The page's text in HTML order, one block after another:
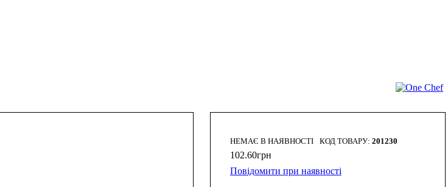
НЕМАЄ В НАЯВНОСТІ 201230
102.60грн
Повідомити при наявності